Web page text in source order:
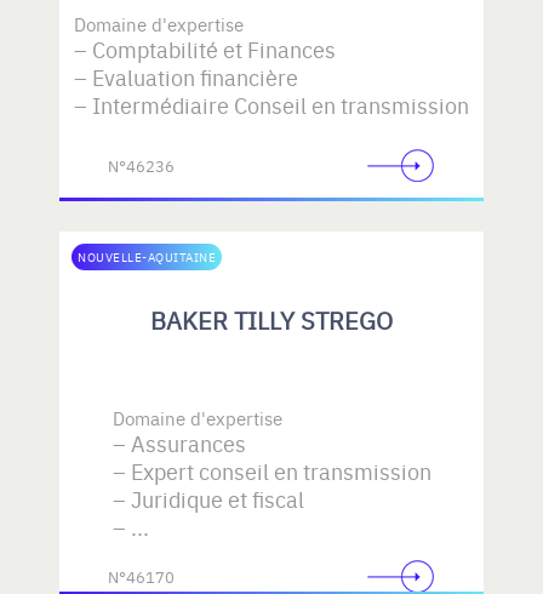
Domaine d'expertise
Comptabilité et Finances
Evaluation financière
Intermédiaire Conseil en transmission
N°46236
NOUVELLE-AQUITAINE
BAKER TILLY STREGO
Domaine d'expertise
Assurances
Expert conseil en transmission
Juridique et fiscal
...
N°46170